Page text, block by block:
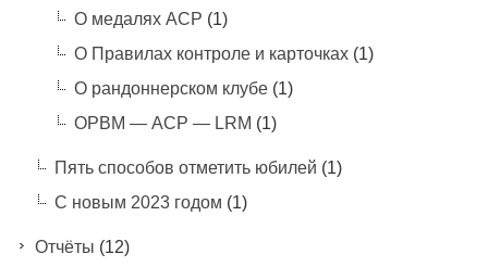
О медалях АСР (1)
О Правилах контроле и карточках(1)
О рандоннерском клубе(1)
ОРВМ — АСР — LRM (1)
Пять способов отметить юбилей (1)
С новым 2023 годом (1)
Отчёты (12)